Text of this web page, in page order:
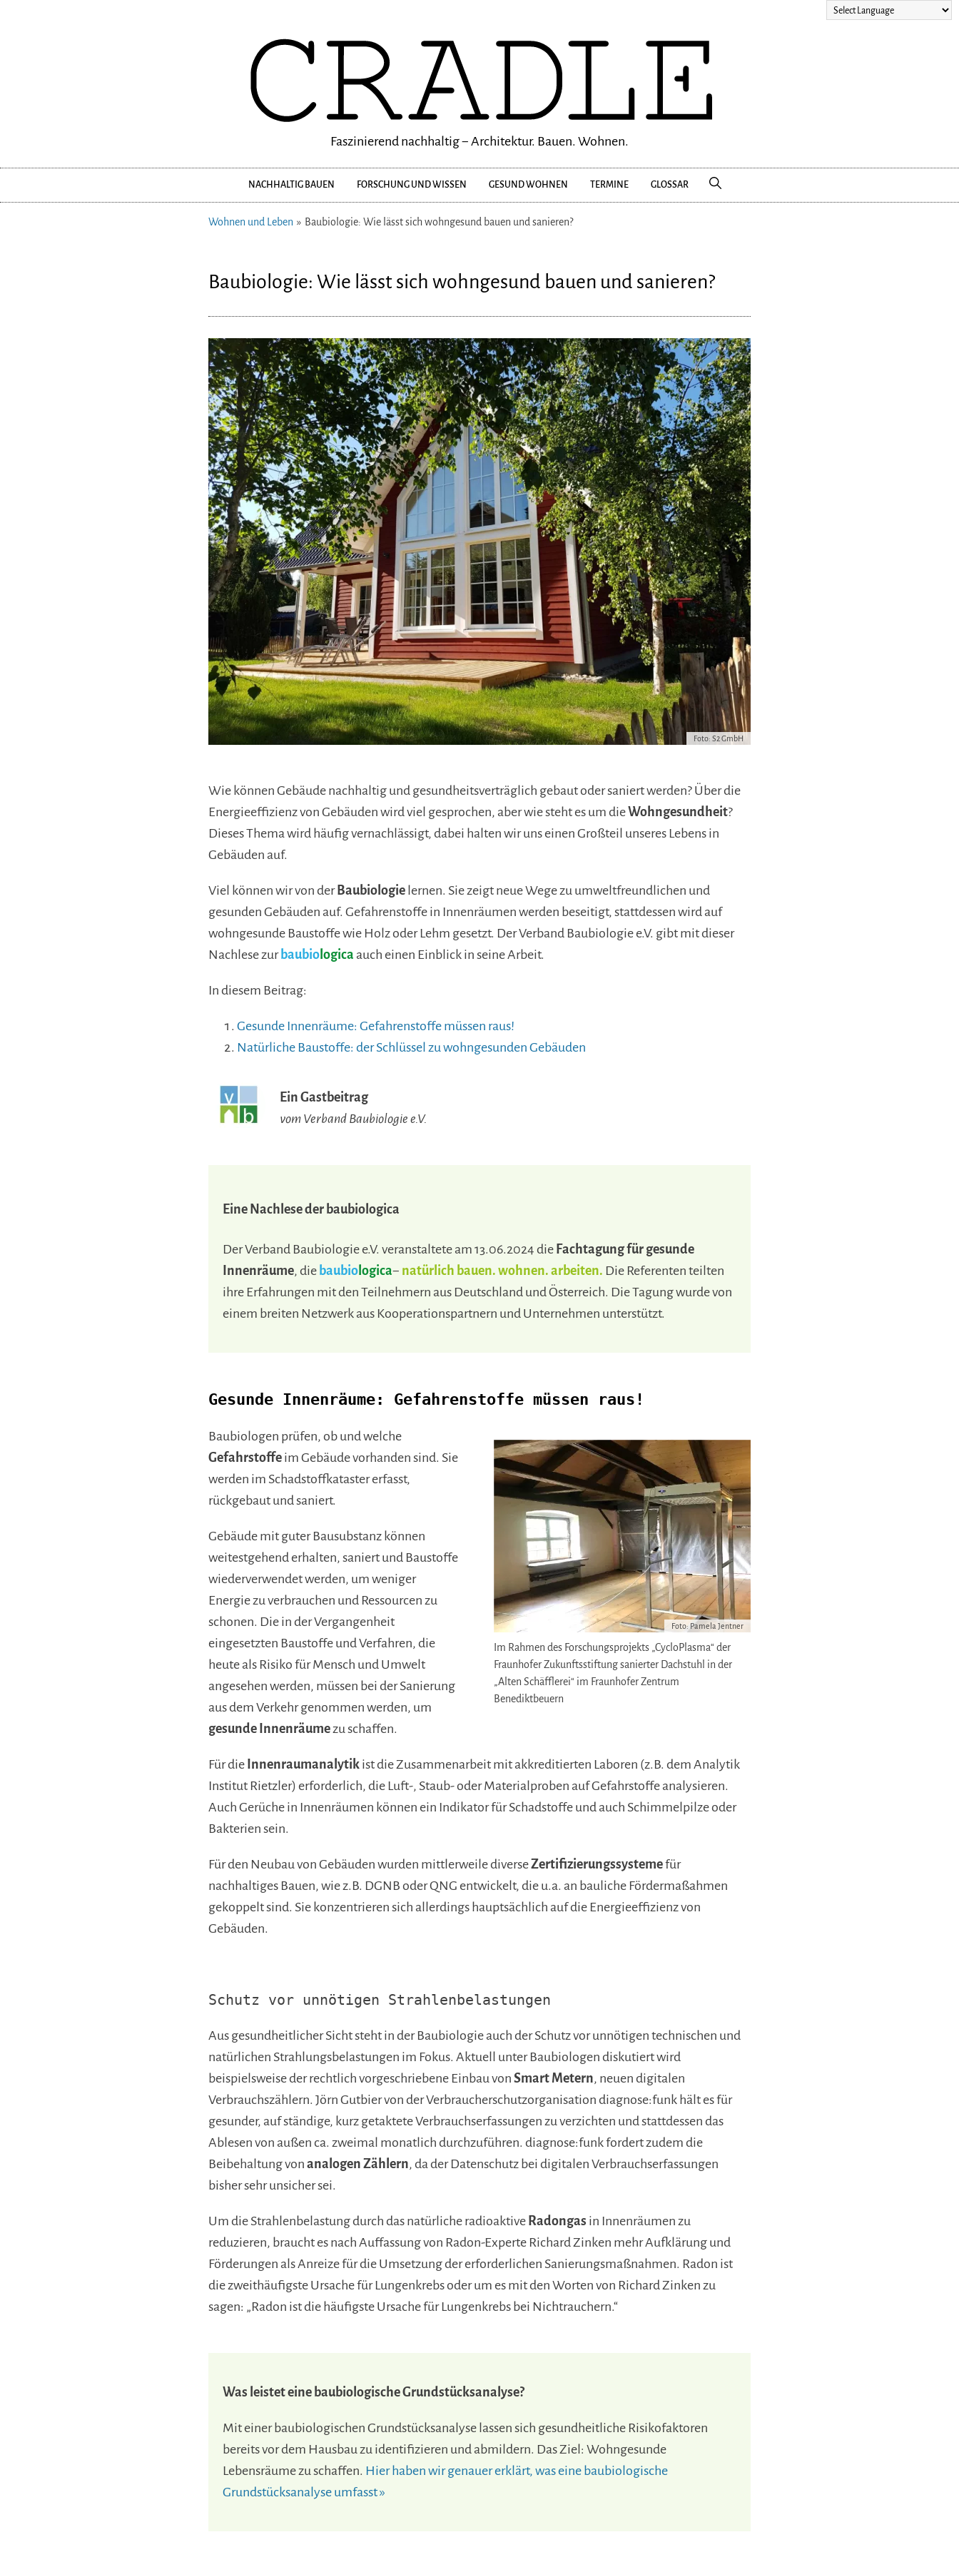
Faszinierend nachhaltig − Architektur. Bauen. Wohnen.
überspringen
NACHHALTIG BAUEN FORSCHUNG UND WISSEN GESUND WOHNEN TERMINE GLOSSAR
Wohnen und Leben Baubiologie: Wie lässt sich wohngesund bauen und sanieren?
Baubiologie: Wie lässt sich wohngesund bauen und sanieren?
Foto: S2 GmbH
Wie können Gebäude nachhaltig und gesundheitsverträglich gebaut oder saniert werden? Über die
Energieeffizienz von Gebäuden wird viel gesprochen, aber wie steht es um dieWohngesundheit?
Dieses Thema wird häufig vernachlässigt, dabei halten wir uns einen Großteil unseres Lebens in
Gebäuden auf.
Viel können wir von der Baubiologie lernen. Sie zeigt neue Wege zu umweltfreundlichen und
gesunden Gebäuden auf. Gefahrenstoffe in Innenräumen werden beseitigt, stattdessen wird auf
wohngesunde Baustoffe wie Holz oder Lehm gesetzt. Der Verband Baubiologie e.V. gibt mit dieser
Nachlese zur baubiologica auch einen Einblick in seine Arbeit.
In diesem Beitrag:
Gesunde Innenräume: Gefahrenstoffe müssen raus!
Natürliche Baustoffe: der Schlüssel zu wohngesunden Gebäuden
Ein Gastbeitrag
vom Verband Baubiologie e.V.
Eine Nachlese der baubiologica
Der Verband Baubiologie e.V. veranstaltete am 13.06.2024 die Fachtagung für gesunde
Innenräume, die baubiologica− natürlich bauen. wohnen. arbeiten. Die Referenten teilten
ihre Erfahrungen mit den Teilnehmern aus Deutschland und Österreich. Die Tagung wurde von
einem breiten Netzwerk aus Kooperationspartnern und Unternehmen unterstützt.
Gesunde Innenräume: Gefahrenstoffe müssen raus!
Im Rahmen des Forschungsprojekts „CycloPlasma“ der
Fraunhofer Zukunftsstiftung sanierter Dachstuhl in der
„Alten Schäfflerei“ im Fraunhofer Zentrum
Benediktbeuern
Foto: Pamela Jentner
Baubiologen prüfen, ob und welche
Gefahrstoffe im Gebäude vorhanden sind. Sie
werden im Schadstoffkataster erfasst,
rückgebaut und saniert.
Gebäude mit guter Bausubstanz können
weitestgehend erhalten, saniert und Baustoffe
wiederverwendet werden, um weniger
Energie zu verbrauchen und Ressourcen zu
schonen. Die in der Vergangenheit
eingesetzten Baustoffe und Verfahren, die
heute als Risiko für Mensch und Umwelt
angesehen werden, müssen bei der Sanierung
aus dem Verkehr genommen werden, um
gesunde Innenräumezu schaffen.
Für die Innenraumanalytik ist die Zusammenarbeit mit akkreditierten Laboren (z.B. dem Analytik
Institut Rietzler) erforderlich, die Luft-, Staub- oder Materialproben auf Gefahrstoffe analysieren.
Auch Gerüche in Innenräumen können ein Indikator für Schadstoffe und auch Schimmelpilze oder
Bakterien sein.
Für den Neubau von Gebäuden wurden mittlerweile diverseZertifizierungssystemefür
nachhaltiges Bauen, wie z.B. DGNB oder QNG entwickelt, die u.a. an bauliche Fördermaßahmen
gekoppelt sind. Sie konzentrieren sich allerdings hauptsächlich auf die Energieeffizienz von
Gebäuden.
Schutz vor unnötigen Strahlenbelastungen
Aus gesundheitlicher Sicht steht in der Baubiologie auch der Schutz vor unnötigen technischen und
natürlichen Strahlungsbelastungen im Fokus. Aktuell unter Baubiologen diskutiert wird
beispielsweise der rechtlich vorgeschriebene Einbau von Smart Metern, neuen digitalen
Verbrauchszählern. Jörn Gutbier von der Verbraucherschutzorganisation diagnose:funk hält es für
gesunder, auf ständige, kurz getaktete Verbrauchserfassungen zu verzichten und stattdessen das
Ablesen von außen ca. zweimal monatlich durchzuführen. diagnose:funk fordert zudem die
Beibehaltung von analogen Zählern, da der Datenschutz bei digitalen Verbrauchserfassungen
bisher sehr unsicher sei.
Um die Strahlenbelastung durch das natürliche radioaktive Radongas in Innenräumen zu
reduzieren, braucht es nach Auffassung von Radon-Experte Richard Zinken mehr Aufklärung und
Förderungen als Anreize für die Umsetzung der erforderlichen Sanierungsmaßnahmen. Radon ist
die zweithäufigste Ursache für Lungenkrebs oder um es mit den Worten von Richard Zinken zu
sagen: „Radon ist die häufigste Ursache für Lungenkrebs bei Nichtrauchern.“
Was leistet eine baubiologische Grundstücksanalyse?
Mit einer baubiologischen Grundstücksanalyse lassen sich gesundheitliche Risikofaktoren
bereits vor dem Hausbau zu identifizieren und abmildern. Das Ziel: Wohngesunde
Lebensräume zu schaffen. Hier haben wir genauer erklärt, was eine baubiologische
Grundstücksanalyse umfasst »